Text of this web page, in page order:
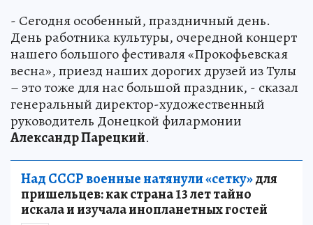
- Сегодня особенный, праздничный день.
День работника культуры, очередной концерт
нашего большого фестиваля «Прокофьевская
весна», приезд наших дорогих друзей из Тулы
– это тоже для нас большой праздник, - сказал
генеральный директор-художественный
руководитель Донецкой филармонии
Александр Парецкий.
Над СССР военные натянули «сетку»для
пришельцев: как страна 13 лет тайно
искала и изучала инопланетных гостей